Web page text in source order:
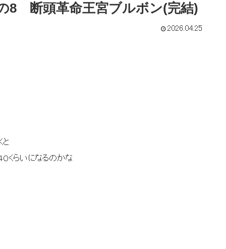
8 断頭革命王宮ブルボン(完結)
2026.04.25
になるのかな